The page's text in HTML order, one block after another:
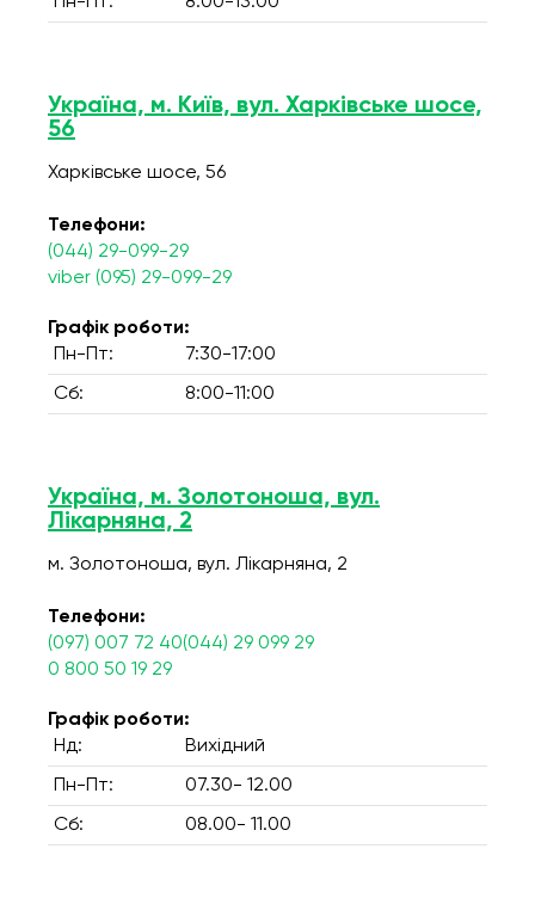
Україна, м. Київ, вул. Харківське шосе,
56
Харківське шосе, 56
Телефони:
(044) 29-099-29
viber (095) 29-099-29
Графік роботи:
Пн-Пт:
7:30-17:00
Сб: 8:00-11:00
Україна, м. Золотоноша, вул.
Лікарняна, 2
м. Золотоноша, вул. Лікарняна, 2
Телефони:
(097) 007 72 40(044) 29 099 29
0 800 50 19 29
Графік роботи:
Нд:
Вихідний
Пн-Пт: 07.30- 12.00
Сб: 08.00- 11.00